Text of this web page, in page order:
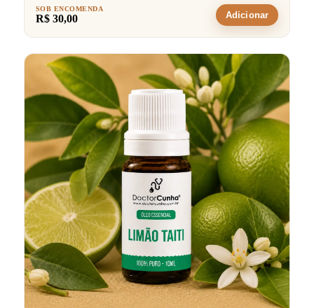
SOB ENCOMENDA
R$ 30,00 Adicionar